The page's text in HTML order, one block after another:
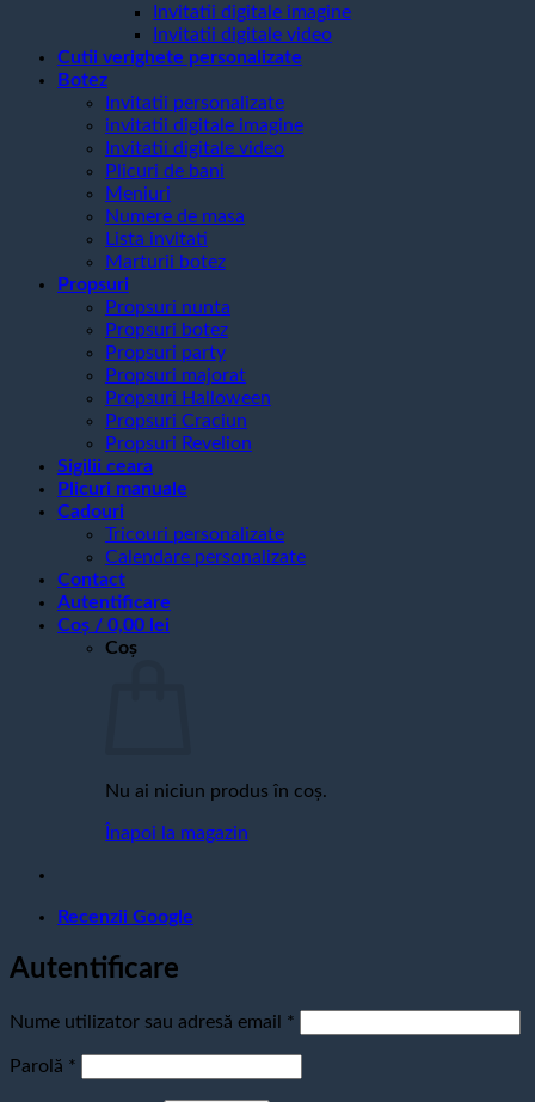
Invitatii digitale imagine
Invitatii digitale video
Cutii verighete personalizate
Botez
Invitatii personalizate
invitatii digitale imagine
Invitatii digitale video
Plicuri de bani
Meniuri
Numere de masa
Lista invitati
Marturii botez
Propsuri
Propsuri nunta
Propsuri botez
Propsuri party
Propsuri majorat
Propsuri Halloween
Propsuri Craciun
Propsuri Revelion
Sigilii ceara
Plicuri manuale
Cadouri
Tricouri personalizate
Calendare personalizate
Contact
Autentificare
Coș / 0,00 lei
Coș
Nu ai niciun produs în coș.
Înapoi la magazin
Recenzii Google
Autentificare
Nume utilizator sau adresă email *
Parolă *